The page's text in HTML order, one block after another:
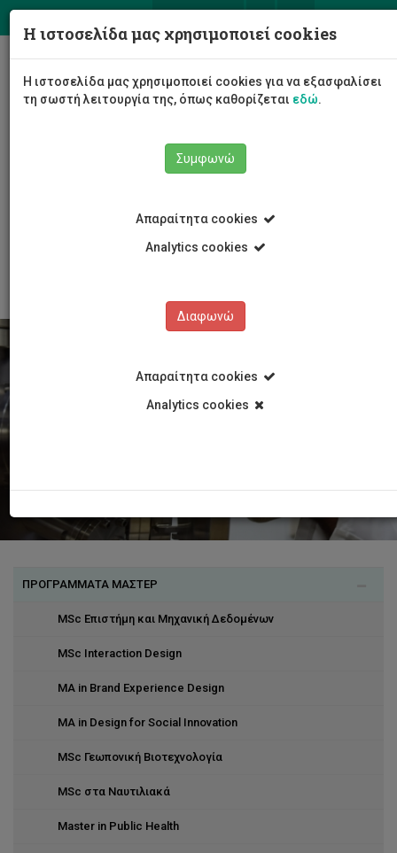
Προγράμματα Μάστερ
MSc Επιχειρηματικότητα και Διοίκηση Μικρομεσαίων
ΠΡΟΓΡΑΜΜΑΤΑ ΜΑΣΤΕΡ
MSc Επιστήμη και Μηχανική Δεδομένων
MSc Interaction Design
MA in Brand Experience Design
MA in Design for Social Innovation
MSc Γεωπονική Βιοτεχνολογία
MSc στα Ναυτιλιακά
Master in Public Health
Η ιστοσελίδα μας χρησιμοποιεί cookies
Η ιστοσελίδα μας χρησιμοποιεί cookies για να εξασφαλίσει
τη σωστή λειτουργία της, όπως καθορίζεται εδώ.
Συμφωνώ
Απαραίτητα cookies
Analytics cookies
Διαφωνώ
Απαραίτητα cookies
Analytics cookies